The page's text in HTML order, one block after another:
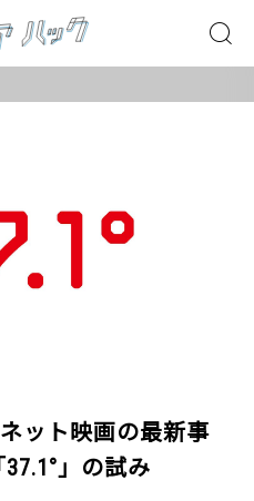
ット映画の最新事
」の試み